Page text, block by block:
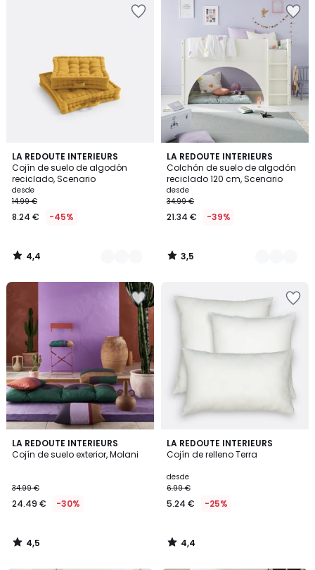
LA REDOUTE INTERIEURS
Cojín de suelo de algodón
reciclado, Scenario
desde
14.99 €
8.24 € -45%
4,4
/ 5
9
Colores
4,4
/
LA REDOUTE INTERIEURS
Colchón de suelo de algodón
reciclado 120 cm, Scenario
desde
34.99 €
21.34 € -39%
3,5
/ 5
10
Colores
3,5
/
LA REDOUTE INTERIEURS
Cojín de suelo exterior, Molani
34.99 €
24.49 € -30%
4,5
/ 5
4,5
/
LA REDOUTE INTERIEURS
Cojín de relleno Terra
desde
6.99 €
5.24 € -25%
4,4
/ 5
4,4
/